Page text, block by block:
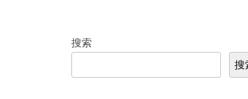
搜索
搜